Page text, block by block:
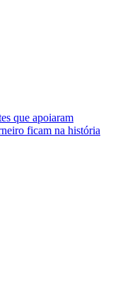
que apoiaram
ficam na história